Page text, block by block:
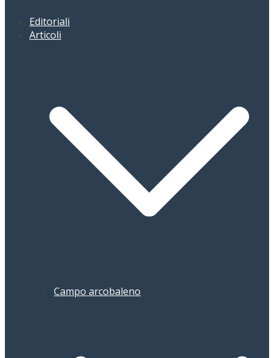
Editoriali
Articoli
Campo arcobaleno